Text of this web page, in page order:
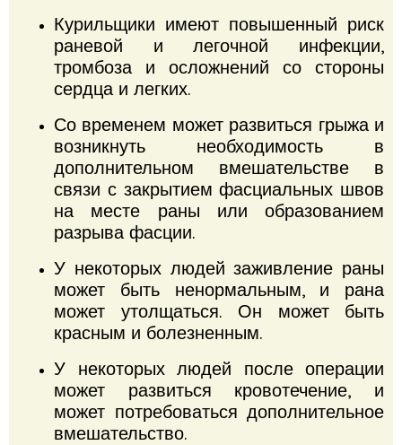
Курильщики имеют повышенный риск
раневой и легочной инфекции,
тромбоза и осложнений со стороны
сердца и легких.
Со временем может развиться грыжа и
возникнуть необходимость в
дополнительном вмешательстве в
связи с закрытием фасциальных швов
на месте раны или образованием
разрыва фасции.
У некоторых людей заживление раны
может быть ненормальным, и рана
может утолщаться. Он может быть
красным и болезненным.
У некоторых людей после операции
может развиться кровотечение, и
может потребоваться дополнительное
вмешательство.